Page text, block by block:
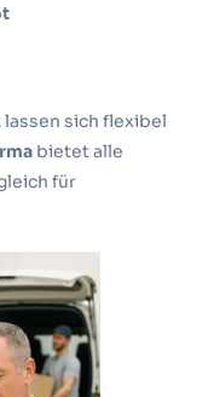
lassen sich flexibel
bietet alle
für